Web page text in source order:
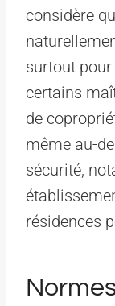
considère
surtout pour
certains
de
même au-
sécurité,
résidences